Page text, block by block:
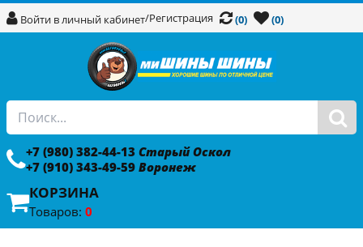
Войти в личный кабинет/Регистрация (0) (0)
+7 (980) 382-44-13 Старый Оскол
+7 (910) 343-49-59 Воронеж
КОРЗИНА
Товаров: 0